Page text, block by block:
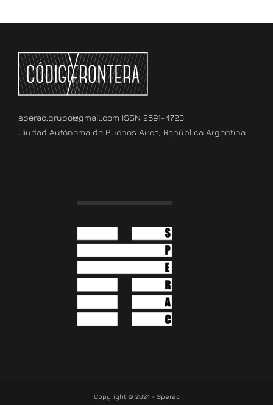
sperac.grupo@gmail.com ISSN 2591-4723
Ciudad Autónoma de Buenos Aires, República Argentina
Copyright © 2024 - Sperac